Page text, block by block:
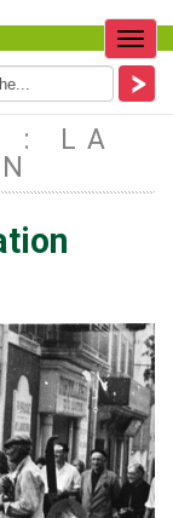
: LA
Menu